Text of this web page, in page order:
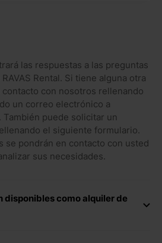
las respuestas a las preguntas
Rental. Si tiene alguna otra
con nosotros rellenando
un correo electrónico a
. También puede solicitar un
el siguiente formulario.
se pondrán en contacto con usted
sus necesidades.
disponibles como alquiler de